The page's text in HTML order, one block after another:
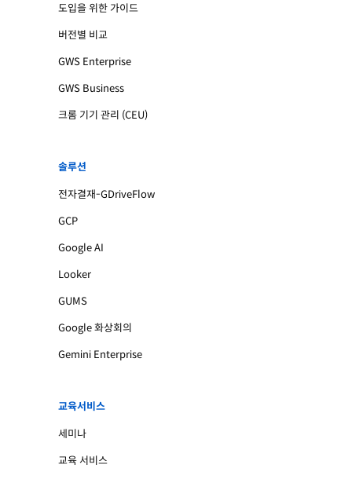
도입을 위한 가이드
버전별 비교
GWS Enterprise
GWS Business
크롬 기기 관리 (CEU)
솔루션
전자결재-GDriveFlow
GCP
Google AI
Looker
GUMS
Google 화상회의
Gemini Enterprise
교육서비스
세미나
교육 서비스